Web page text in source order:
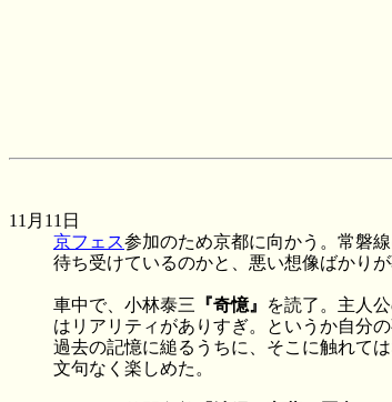
11月11日
京フェス参加のため京都に向かう。常磐
待ち受けているのかと、悪い想像ばかり
車中で、小林泰三 『奇憶』
を読了。主人
はリアリティがありすぎ。というか自分
過去の記憶に縋るうちに、そこに触れて
文句なく楽しめた。